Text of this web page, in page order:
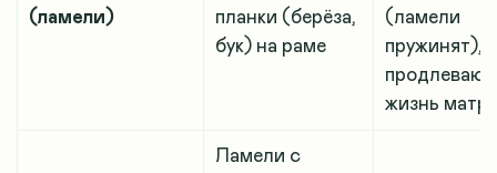
(ламели)
планки (берёза,
бук) на раме
(ламели
пружинят),
продлевают
жизнь
Ламели с